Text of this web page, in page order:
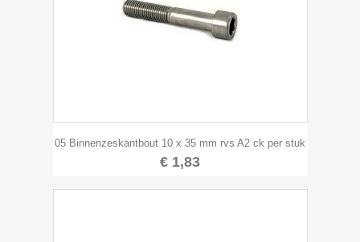
05 Binnenzeskantbout 10 x 35 mm rvs A2 ck per stuk
€ 1,83